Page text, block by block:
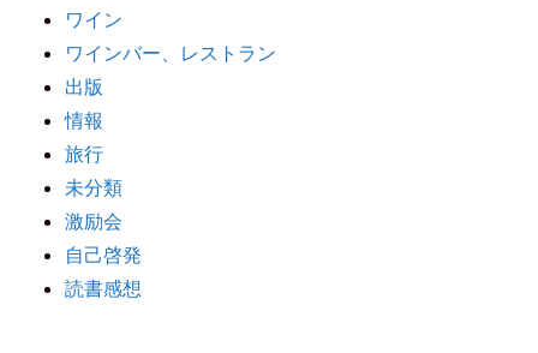
ワイン
ワインバー、レストラン
出版
情報
旅行
未分類
激励会
自己啓発
読書感想